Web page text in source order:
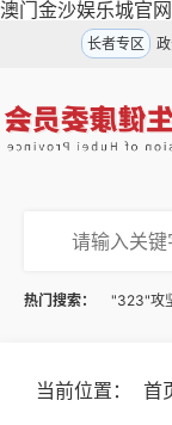
澳门金沙娱乐城官网
长者专区
热门搜索： "323"攻
当前位置： 首